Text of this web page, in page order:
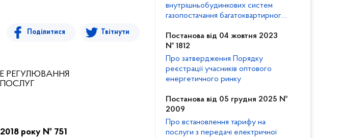
Поділитися Твітнути
РЕГУЛЮВАННЯ
року № 751
внутрішньобудинкових систем
газопостачання багатоквартирного
Кодексу газорозподільних систем
Постанова від 04 жовтня 2023
№ 1812
Про затвердження Порядку
реєстрації учасників оптового
енергетичного ринку
Постанова від 05 грудня 2025 №
2009
Про встановлення тарифу на
послуги з передачі електричної